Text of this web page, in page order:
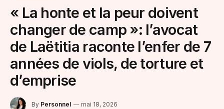
« La honte et la peur doivent
changer de camp »: l’avocat
de Laëtitia raconte l’enfer de 7
années de viols, de torture et
d’emprise
By Personnel mai 18, 2026